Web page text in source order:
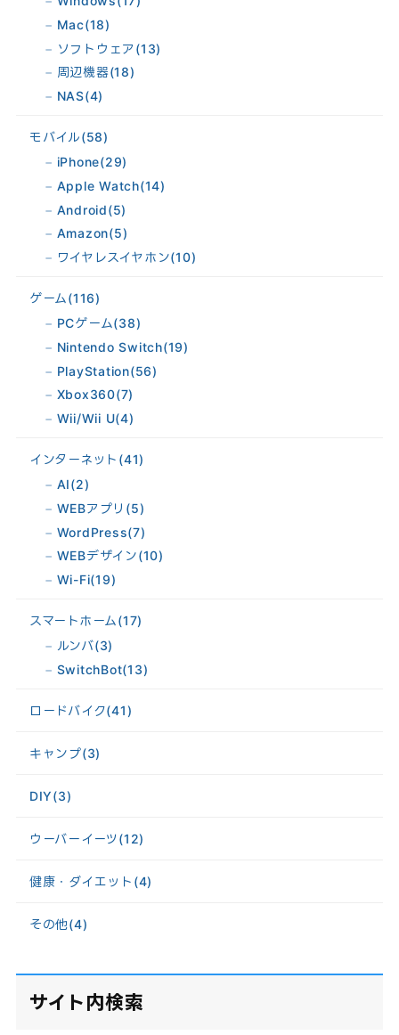
Mac(18)
ソフトウェア (13)
周辺機器(18)
NAS(4)
モバイル(58)
iPhone(29)
Apple Watch(14)
Android(5)
Amazon(5)
ワイヤレスイヤホン(10)
ゲーム(116)
PCゲーム(38)
Nintendo Switch(19)
PlayStation(56)
Xbox360(7)
Wii/Wii U(4)
インターネット (41)
AI(2)
WEBアプリ (5)
WordPress(7)
WEBデザイン(10)
Wi-Fi(19)
スマートホーム(17)
ルンバ(3)
SwitchBot(13)
ロードバイク(41)
キャンプ(3)
DIY(3)
ウーバーイーツ(12)
健康・ダイエット (4)
その他(4)
サイト内検索